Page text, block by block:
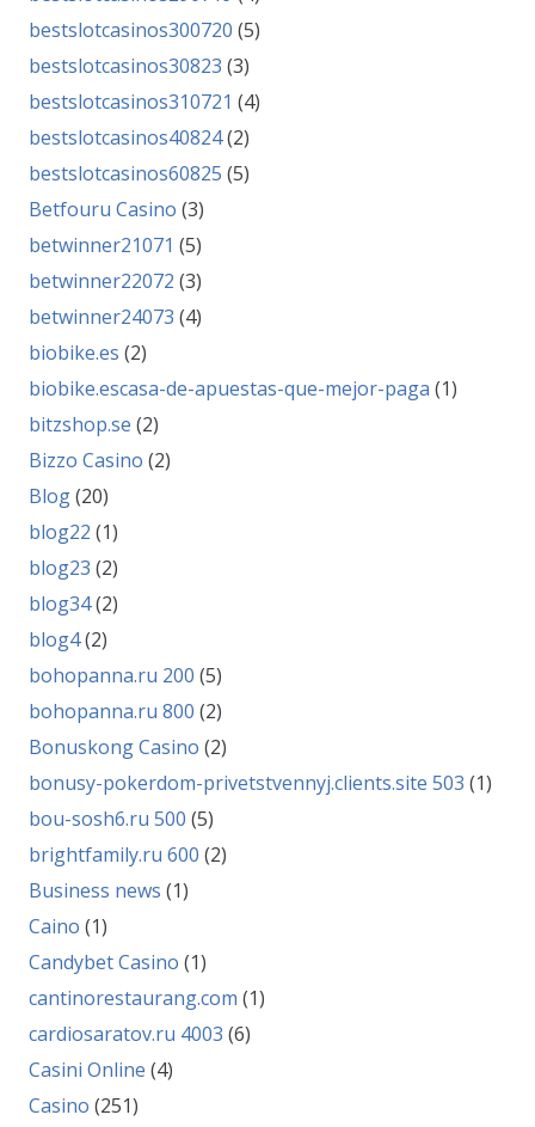
bestslotcasinos300720 (5)
bestslotcasinos30823 (3)
bestslotcasinos310721 (4)
bestslotcasinos40824(2)
bestslotcasinos60825 (5)
Betfouru Casino (3)
betwinner21071 (5)
betwinner22072 (3)
betwinner24073 (4)
biobike.es (2)
biobike.escasa-de-apuestas-que-mejor-paga (1)
bitzshop.se (2)
Bizzo Casino (2)
Blog(20)
blog22 (1)
blog23 (2)
blog34(2)
blog4(2)
bohopanna.ru 200 (5)
bohopanna.ru 800 (2)
Bonuskong Casino (2)
bonusy-pokerdom-privetstvennyj.clients.site 503 (1)
bou-sosh6.ru 500 (5)
brightfamily.ru 600 (2)
Business news (1)
Caino (1)
Candybet Casino (1)
cantinorestaurang.com (1)
cardiosaratov.ru 4003 (6)
Casini Online (4)
Casino (251)